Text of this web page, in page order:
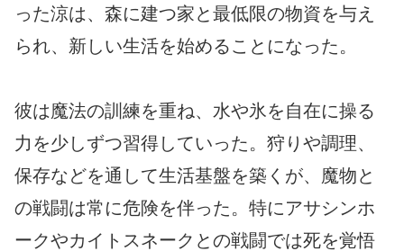
った涼は、森に建つ家と最低限の物資を与え
られ、新しい生活を始めることになった。
彼は魔法の訓練を重ね、水や氷を自在に操る
力を少しずつ習得していった。狩りや調理、
保存などを通して生活基盤を築くが、魔物と
の戦闘は常に危険を伴った。特にアサシンホ
ークやカイトスネークとの戦闘では死を覚悟